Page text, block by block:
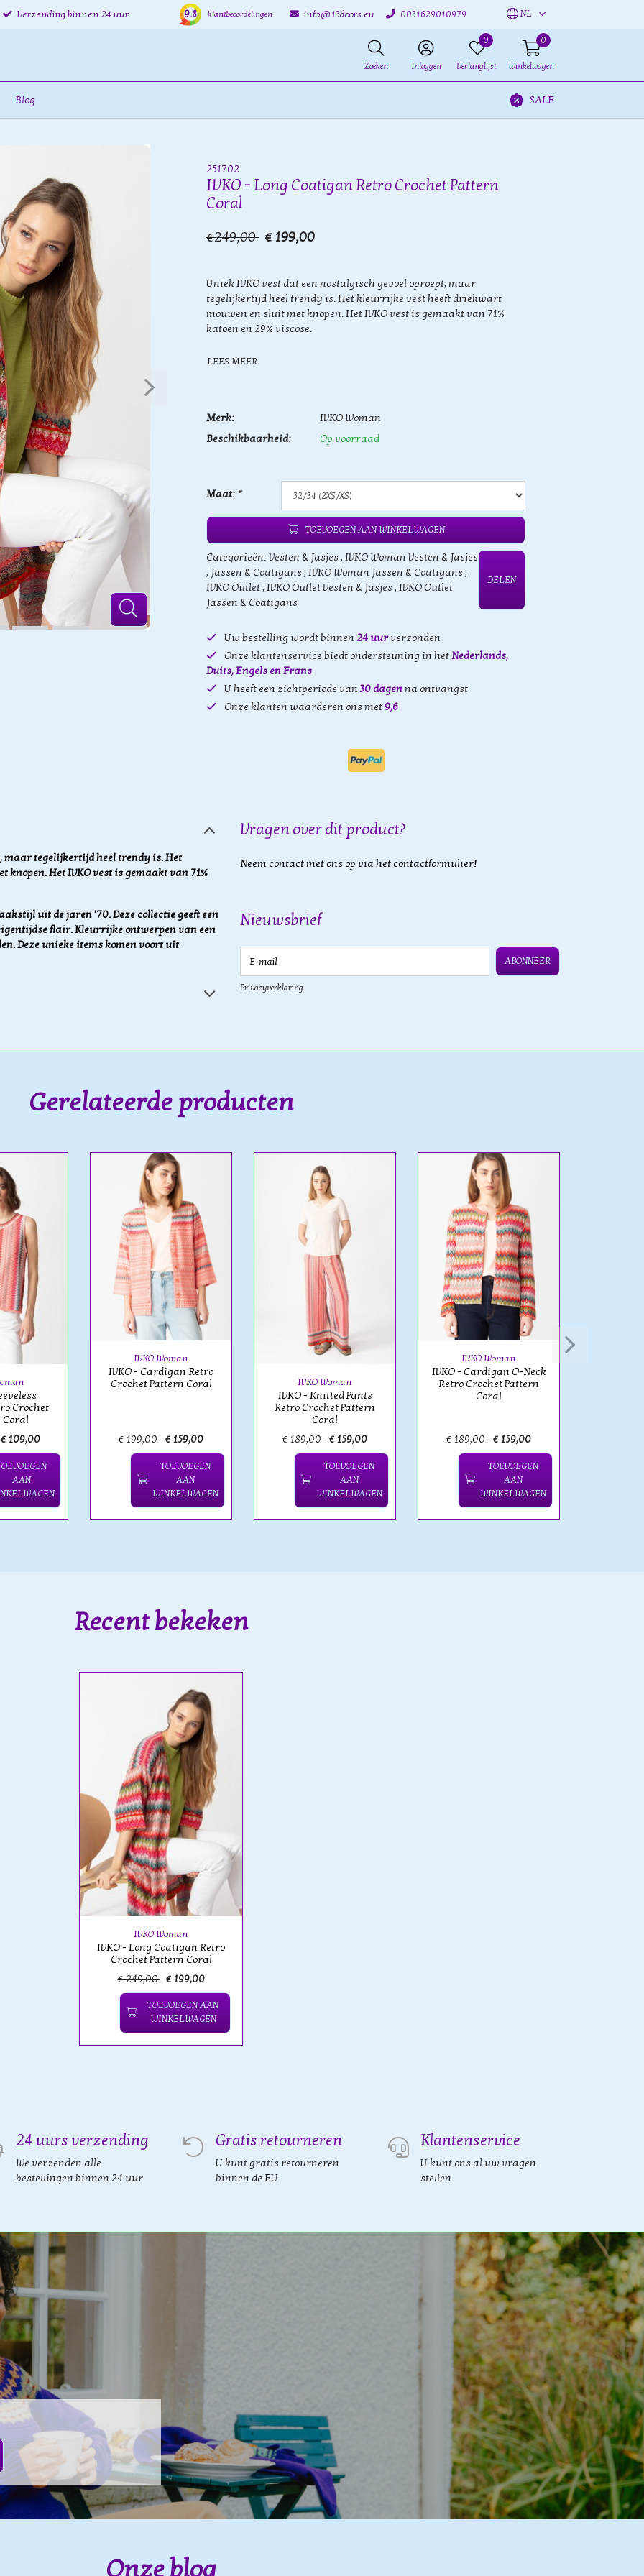
Verzending binnen 24 uur 9.8 klantbeoordelingen info@13doors.eu 0031629010979 NL
Zoeken Inloggen
0
Verlanglijst
0
Winkelwagen
Blog SALE
251702
IVKO - Long Coatigan Retro Crochet Pattern
Coral
€249,00 € 199,00
Uniek IVKO vest dat een nostalgisch gevoel oproept, maar
tegelijkertijd heel trendy is. Het kleurrijke vest heeft driekwart
mouwen en sluit met knopen. Het IVKO vest is gemaakt van 71%
katoen en 29% viscose.
LEES MEER
Merk:
IVKO Woman
Beschikbaarheid:
Op voorraad
Maat: *
TOEVOEGEN AAN WINKELWAGEN
Categorieën: Vesten & Jasjes, IVKO Woman Vesten & Jasjes
, Jassen & Coatigans, IVKO Woman Jassen & Coatigans,
IVKO Outlet, IVKO Outlet Vesten & Jasjes, IVKO Outlet
Jassen & Coatigans
DELEN
Uw bestelling wordt binnen 24 uurverzonden
Onze klantenservice biedt ondersteuning in hetNederlands,
Duits, Engels en Frans
U heeft een zichtperiode van30 dagenna ontvangst
Onze klanten waarderen ons met 9,6
maar tegelijkertijd heel trendy is. Het
Het IVKO vest is gemaakt van 71%
uit de jaren '70. Deze collectie geeft een
flair. Kleurrijke ontwerpen van een
Deze unieke items komen voort uit
Vragen over dit product?
Neem contact met ons op via het contactformulier!
Nieuwsbrief
E-mail
ABONNEER
Privacyverklaring
Gerelateerde producten
Crochet
Coral
€ 109,00
AAN
IVKO Woman
IVKO - Cardigan Retro
Crochet Pattern Coral
€ 199,00 € 159,00
TOEVOEGEN
AAN
WINKELWAGEN
IVKO Woman
IVKO - Knitted Pants
Retro Crochet Pattern
Coral
€ 189,00 € 159,00
TOEVOEGEN
AAN
WINKELWAGEN
IVKO Woman
IVKO - Cardigan O-Neck
Retro Crochet Pattern
Coral
€ 189,00 € 159,00
TOEVOEGEN
AAN
WINKELWAGEN
Recent bekeken
IVKO Woman
IVKO - Long Coatigan Retro
Crochet Pattern Coral
€ 249,00 € 199,00
TOEVOEGEN AAN
WINKELWAGEN
24 uurs verzending
We verzenden alle
bestellingen binnen 24 uur
Gratis retourneren
U kunt gratis retourneren
binnen de EU
Klantenservice
U kunt ons al uw vragen
stellen
Onze blog